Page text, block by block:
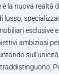
è la nuova realtà
lusso,
esclusive
ambiziosi
sull'unicità